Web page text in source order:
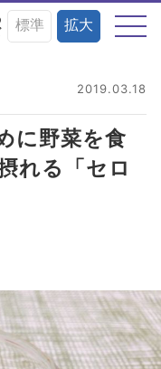
標準 拡大
目のことを楽しく
学ぶイベント情報
2019.03.18
に野菜を食
れる「セロ